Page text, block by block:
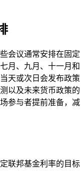
会议通常安排在固定
月、九月、十一月和
天或次日会发布政策
以及未来货币政策的
参与者提前准备，减
联邦基金利率的目标